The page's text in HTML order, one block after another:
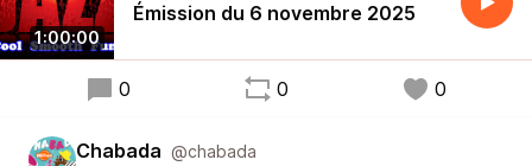
1:00:00
Émission du 6 novembre 2025
0 0 0
Chabada @chabada